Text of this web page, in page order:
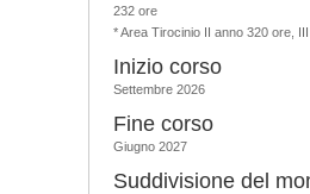
232 ore
* Area Tirocinio II anno 320 ore,
Inizio corso
Settembre 2026
Fine corso
Giugno 2027
Suddivisione del